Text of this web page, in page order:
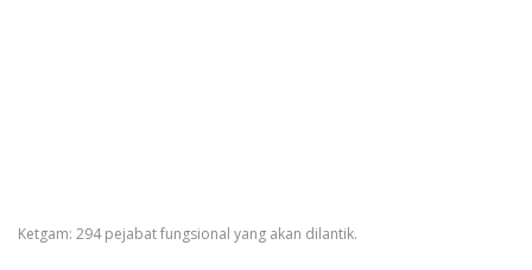
Ketgam: 294 pejabat fungsional yang akan dilantik.